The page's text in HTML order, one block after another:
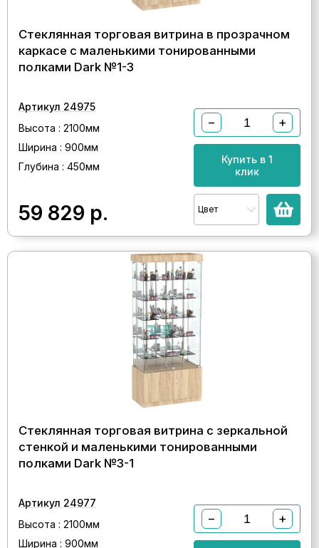
Стеклянная торговая витрина в прозрачном
каркасе с маленькими тонированными
полками Dark №1-3
Артикул 24975
Высота : 2100мм
Ширина : 900мм
Глубина : 450мм
59 829 р.
− +
Купить в 1
клик
Цвет
Стеклянная торговая витрина с зеркальной
стенкой и маленькими тонированными
полками Dark №3-1
Артикул 24977
Высота : 2100мм
Ширина : 900мм
− +